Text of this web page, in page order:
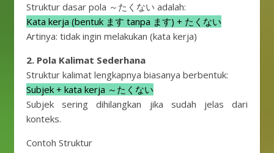
Struktur dasar pola ～たくない adalah:
Kata kerja (bentuk ます tanpa ます) + たくない
Artinya: tidak ingin melakukan (kata kerja)
2. Pola Kalimat Sederhana
Struktur kalimat lengkapnya biasanya berbentuk:
Subjek + kata kerja ～たくない
Subjek sering dihilangkan jika sudah jelas dari
konteks.
Contoh Struktur